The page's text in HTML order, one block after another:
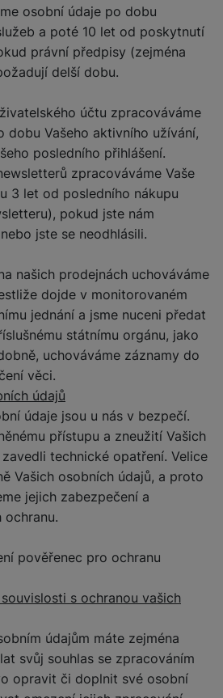
osobní údaje po dobu
a poté 10 let od poskytnutí
právní předpisy (zejména
delší dobu.
účtu zpracováváme
dobu Vašeho aktivního užívání,
posledního přihlášení.
zpracováváme Vaše
3 let od posledního nákupu
pokud jste nám
jste se neodhlásili.
našich prodejnách uchováváme
dojde v monitorovaném
jednání a jsme nuceni předat
státnímu orgánu, jako
uchováváme záznamy do
věci.
údajů
údaje jsou u nás v bezpečí.
přístupu a zneužití Vašich
technické opatření. Velice
Vašich osobních údajů, a proto
jejich zabezpečení a
ochranu.
pověřenec pro ochranu
s ochranou vašich
údajům máte zejména
svůj souhlas se zpracováním
opravit či doplnit své osobní